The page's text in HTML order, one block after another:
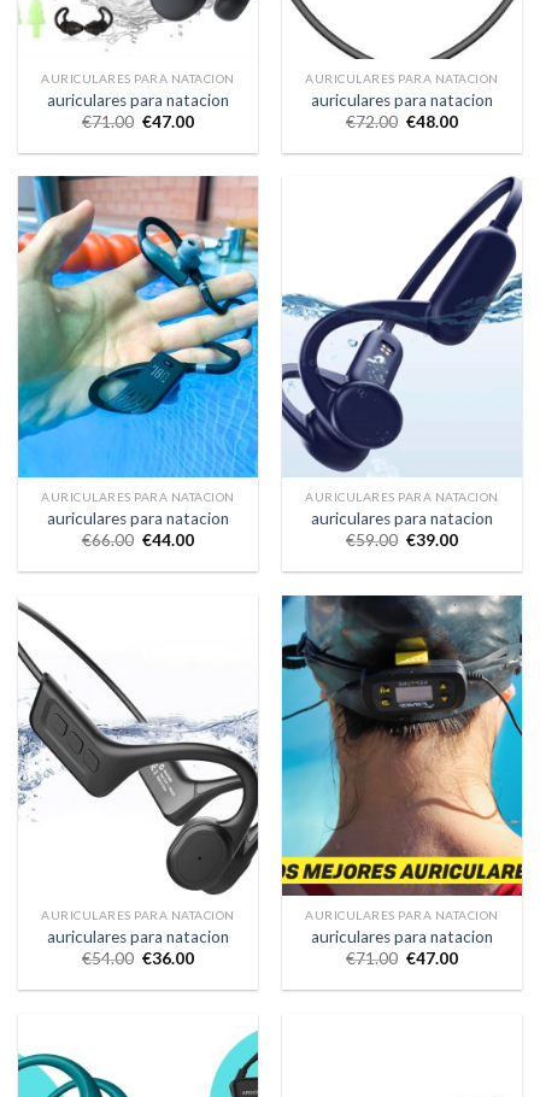
AURICULARES PARA NATACION
auriculares para natacion
€71.00 €47.00
AURICULARES PARA NATACION
auriculares para natacion
€72.00 €48.00
AURICULARES PARA NATACION
auriculares para natacion
€66.00 €44.00
AURICULARES PARA NATACION
auriculares para natacion
€59.00 €39.00
AURICULARES PARA NATACION
auriculares para natacion
€54.00 €36.00
AURICULARES PARA NATACION
auriculares para natacion
€71.00 €47.00